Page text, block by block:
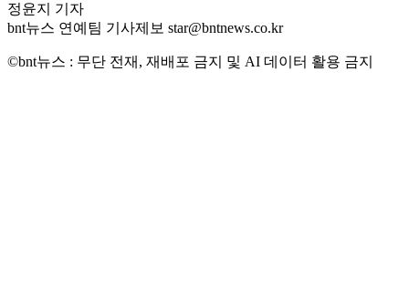
정윤지 기자
bnt뉴스 연예팀 기사제보 star@bntnews.co.kr
©bnt뉴스 : 무단 전재, 재배포 금지 및 AI 데이터 활용 금지